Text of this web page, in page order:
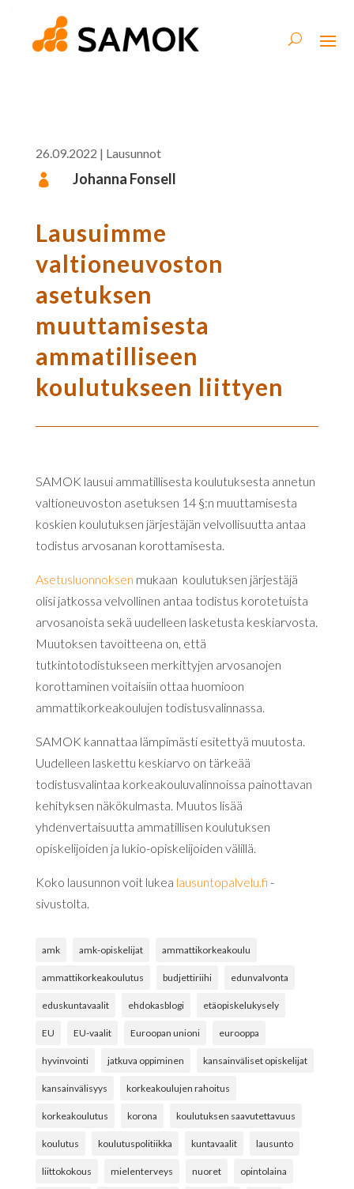
26.09.2022 | Lausunnot
 Johanna Fonsell
Lausuimme
valtioneuvoston
asetuksen
muuttamisesta
ammatilliseen
koulutukseen liittyen
SAMOK lausuiammatillisesta koulutuksesta annetun
valtioneuvoston asetuksen 14 §:n muuttamisesta
koskien koulutuksen järjestäjän velvollisuutta antaa
todistus arvosanan korottamisesta.
Asetusluonnoksen mukaan koulutuksen järjestäjä
olisi jatkossa velvollinen antaa todistus korotetuista
arvosanoista sekä uudelleen lasketusta keskiarvosta.
Muutoksen tavoitteena on, että
tutkintotodistukseen merkittyjen arvosanojen
korottaminen voitaisiin ottaa huomioon
ammattikorkeakoulujen todistusvalinnassa.
SAMOK kannattaa lämpimästi esitettyä muutosta.
Uudelleen laskettu keskiarvo on tärkeää
todistusvalintaa korkeakouluvalinnoissa painottavan
kehityksen näkökulmasta. Muutos lisää
yhdenvertaisuutta ammatillisen koulutuksen
opiskelijoiden ja lukio-opiskelijoiden välillä.
Koko lausunnon voit lukea lausuntopalvelu.fi -
sivustolta.
amk amk-opiskelijat ammattikorkeakoulu
ammattikorkeakoulutus budjettiriihi edunvalvonta
eduskuntavaalit ehdokasblogi etäopiskelukysely
EU EU-vaalit Euroopan unioni eurooppa
hyvinvointi jatkuva oppiminen kansainväliset opiskelijat
kansainvälisyys korkeakoulujen rahoitus
korkeakoulutus korona koulutuksen saavutettavuus
koulutus koulutuspolitiikka kuntavaalit lausunto
liittokokous mielenterveys nuoret opintolaina